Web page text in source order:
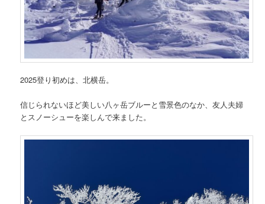
2025登り初めは、北横岳。
信じられないほど美しい八ヶ岳ブルーと雪景色のなか、友人夫婦
とスノーシューを楽しんで来ました。